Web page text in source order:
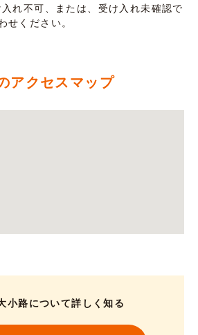
れ不可、または、受け入れ未確認で
せください。
アクセスマップ
小路について詳しく知る